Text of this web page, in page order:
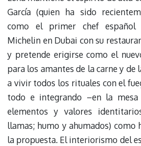
García (quien ha sido
como el primer chef español
Michelin en Dubai con su
y pretende erigirse como el
para los amantes de la carne y de
a vivir todos los rituales con el
todo e integrando –en la
elementos y valores
llamas; humo y ahumados) como
la propuesta. El interiorismo del